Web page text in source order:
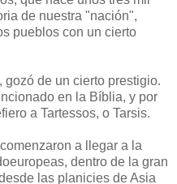
de nuestra "nación",
pueblos con un cierto
de un cierto prestigio.
en la Bíblia, y por
a Tartessos, o Tarsis.
a llegar a la
dentro de la gran
las planicies de Asia